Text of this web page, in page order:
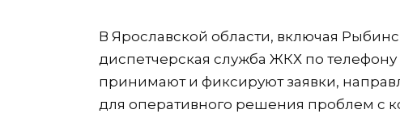
В Ярославской области, включая
диспетчерская служба ЖКХ по телефону
принимают и фиксируют заявки,
для оперативного решения проблем с